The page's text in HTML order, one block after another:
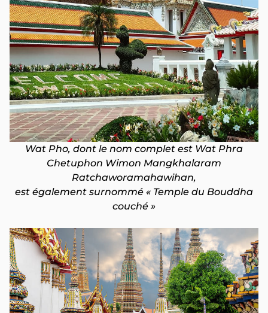
Wat Pho, dont le nom complet est Wat Phra
Chetuphon Wimon Mangkhalaram
Ratchaworamahawihan,
est également surnommé « Temple du Bouddha
couché »